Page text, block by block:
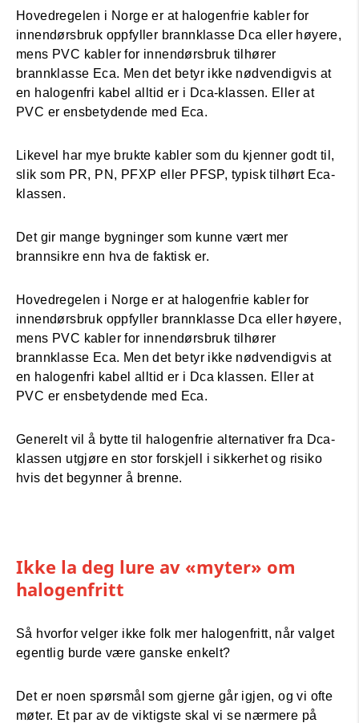
Hovedregelen i Norge er at halogenfrie kabler for
innendørsbruk oppfyller brannklasse Dca eller høyere,
mens PVC kabler for innendørsbruk tilhører
brannklasse Eca. Men det betyr ikke nødvendigvis at
en halogenfri kabel alltid er i Dca-klassen. Eller at
PVC er ensbetydende med Eca.
Likevel har mye brukte kabler som du kjenner godt til,
slik som PR, PN, PFXP eller PFSP, typisk tilhørt Eca-
klassen.
Det gir mange bygninger som kunne vært mer
brannsikre enn hva de faktisk er.
Hovedregelen i Norge er at halogenfrie kabler for
innendørsbruk oppfyller brannklasse Dca eller høyere,
mens PVC kabler for innendørsbruk tilhører
brannklasse Eca. Men det betyr ikke nødvendigvis at
en halogenfri kabel alltid er i Dca klassen. Eller at
PVC er ensbetydende med Eca.
Generelt vil å bytte til halogenfrie alternativer fra Dca-
klassen utgjøre en stor forskjell i sikkerhet og risiko
hvis det begynner å brenne.
Ikke la deg lure av «myter» om
halogenfritt
Så hvorfor velger ikke folk mer halogenfritt, når valget
egentlig burde være ganske enkelt?
Det er noen spørsmål som gjerne går igjen, og vi ofte
møter. Et par av de viktigste skal vi se nærmere på